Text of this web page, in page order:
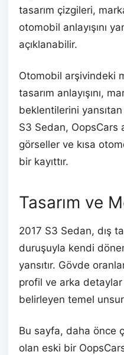
tasarım çizgileri,
otomobil anlayışını
açıklanabilir.
Otomobil arşivindeki
tasarım anlayışını,
beklentilerini
S3 Sedan, OopsCars
görseller ve kısa
bir kayıttır.
Tasarım ve
2017 S3 Sedan, dış
duruşuyla kendi
yansıtır. Gövde
profil ve arka
belirleyen temel
Bu sayfa, daha önce
olan eski bir